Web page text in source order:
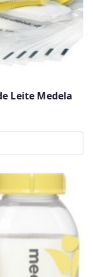
Leite Medela